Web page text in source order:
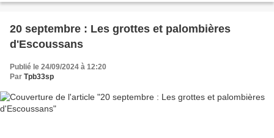
20 septembre : Les grottes et palombières
d'Escoussans
Publié le 24/09/2024 à 12:20
Par Tpb33sp